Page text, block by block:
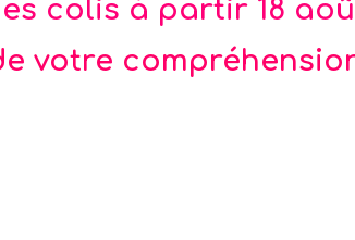
colis à partir 18
votre